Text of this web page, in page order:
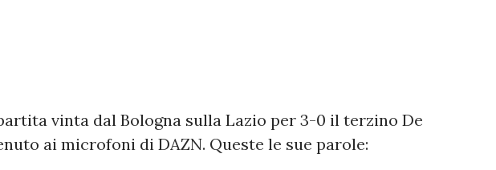
vinta dal Bologna sulla Lazio per 3-0 il terzino De
ai microfoni di DAZN. Queste le sue parole: